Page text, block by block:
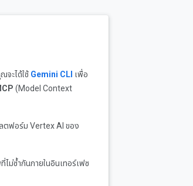
จะได้ใช้ Gemini CLI เพื่อ
(Model Context
ตฟอร์ม Vertex AI ของ
ม่ซ้ำกันภายในอินเทอร์เฟซ